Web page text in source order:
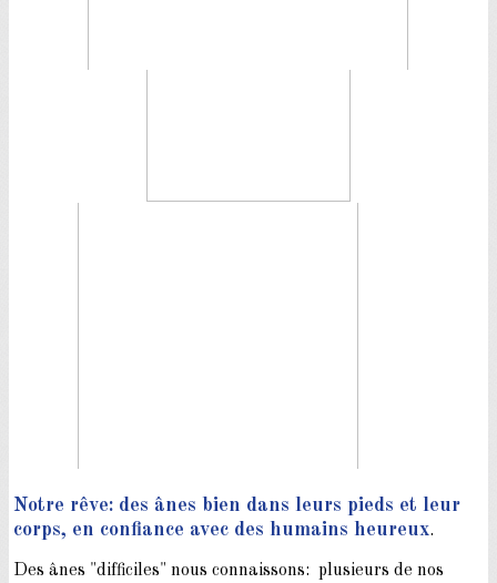
Notre rêve: des ânes bien dans leurs pieds et leur
corps, en confiance avec des humains heureux.
Des ânes "difficiles" nous connaissons: plusieurs de nos